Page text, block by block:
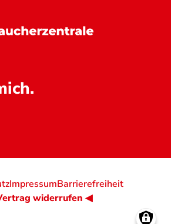
ImpressumBarrierefreiheit
widerrufen ◀